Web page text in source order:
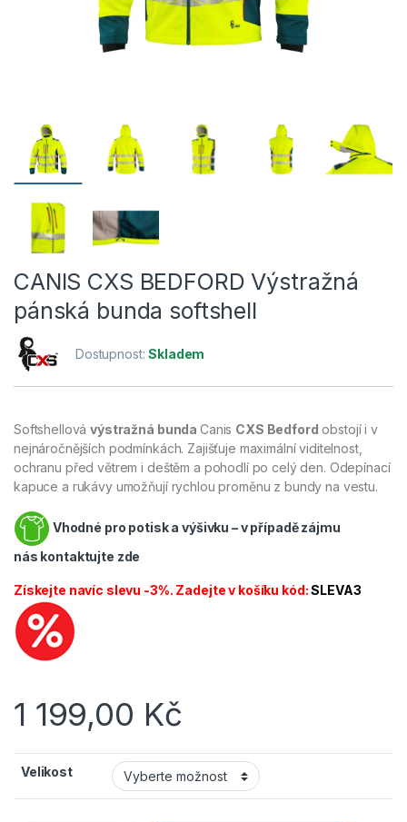
CANIS CXS BEDFORD Výstražná
pánská bunda softshell
Dostupnost:Skladem
Softshellovávýstražná bunda Canis CXS Bedford obstojí i v
nejnáročnějších podmínkách. Zajišťuje maximální viditelnost,
ochranu před větrem i deštěm a pohodlí po celý den. Odepínací
kapuce a rukávy umožňují rychlou proměnu z bundy na vestu.
Vhodné pro potisk a výšivku – v případě zájmu
nás kontaktujte zde
Získejte navíc slevu -3%. Zadejte v košíku kód:SLEVA3
1 199,00 Kč
Velikost